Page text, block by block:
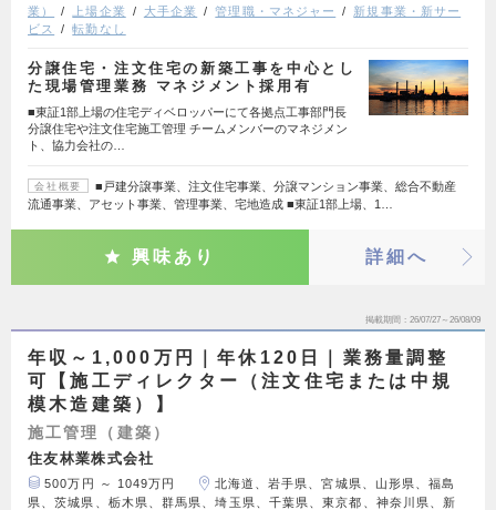
業）
上場企業 大手企業 管理職・マネジャー
新規事業・新サー
ビス
転勤なし
分譲住宅・注文住宅の新築工事を中心とし
た現場管理業務 マネジメント採用有
■東証1部上場の住宅ディベロッパーにて各拠点工事部門長
分譲住宅や注文住宅施工管理 チームメンバーのマネジメン
ト、協力会社の…
会社概要
■戸建分譲事業、注文住宅事業、分譲マンション事業、総合不動産
流通事業、アセット事業、管理事業、宅地造成 ■東証1部上場、1…
興味あり 詳細へ
掲載期間 26/07/27～26/08/09
年収～1,000万円｜年休120日｜業務量調整
可【施工ディレクター（注文住宅または中規
模木造建築）】
施工管理（建築）
住友林業株式会社
500万円 ～ 1049万円
北海道、岩手県、宮城県、山形県、福島
県、茨城県、栃木県、群馬県、埼玉県、千葉県、東京都、神奈川県、新